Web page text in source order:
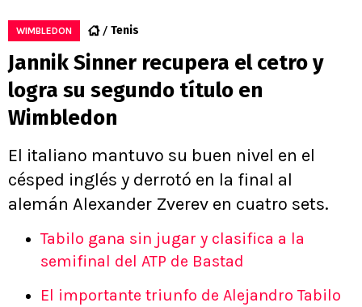
WIMBLEDON Tenis
Jannik Sinner recupera el cetro y
logra su segundo título en
Wimbledon
El italiano mantuvo su buen nivel en el
césped inglés y derrotó en la final al
alemán Alexander Zverev en cuatro sets.
Tabilo gana sin jugar y clasifica a la
semifinal del ATP de Bastad
El importante triunfo de Alejandro Tabilo